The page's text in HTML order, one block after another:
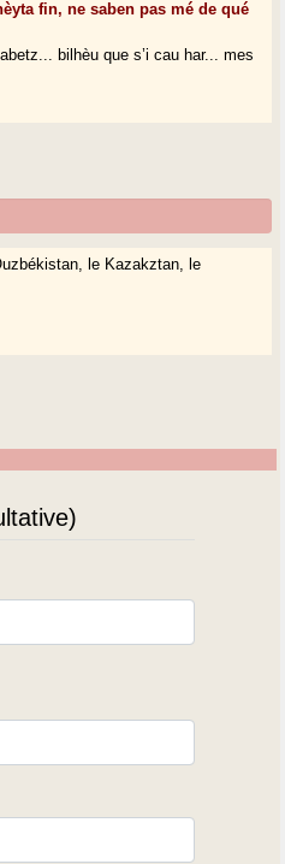
fin, ne saben pas mé de qué
bilhèu que s’i cau har... mes
le Kazakztan, le